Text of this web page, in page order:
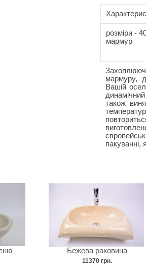
розміри -
мармур
мармуру,
Вашій
також
пакуванні,
Бежева раковина
11370 грн.